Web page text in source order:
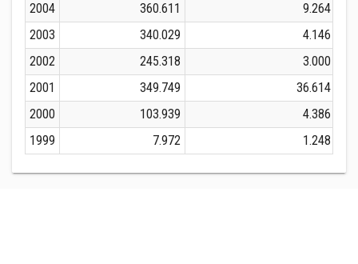
2004
360.611
9.264
2003
340.029
4.146
2002
245.318
3.000
2001
349.749
36.614
2000
103.939
4.386
1999
7.972 1.248